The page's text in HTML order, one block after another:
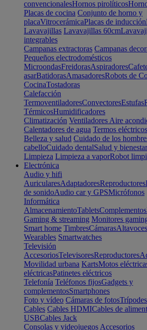
convencionalesHornos pirolíticos
Placas de cocina Conjunto de horno y
placaVitrocerámicaPlacas de inducción
Lavavajillas Lavavajillas 60cm
integrables
Campanas extractoras Campanas
Pequeños electrodomésticos
MicroondasFreidorasAspiradores
asarBatidorasAmasadoresRobots de
CocinaTostadoras
Calefacción
TermoventiladoresConvectoresEstufas
TérmicosHumidificadores
Climatización Ventiladores Aire
Calentadores de agua Termos eléctricos
Belleza y salud Cuidado de los
cabelloCuidado dentalSalud y bienestar
Limpieza Limpieza a vaporRobot
Electrónica
Audio y hifi
AuricularesAdaptadoresReproductores
de sonidoAudio car y GPSMicrófonos
Informática
AlmacenamientoTabletsComplementos
Gaming & streaming Monitores
Smart home TimbresCámarasAltavoces
Wearables Smartwatches
Televisión
AccesoriosTelevisoresReproductores
Movilidad urbana KartsMotos
eléctricasPatinetes eléctricos
Telefonía Teléfonos fijosGadgets y
complementosSmartphones
Foto y vídeo Cámaras de fotosTrípodes
Cables Cables HDMICables de
USBCables Jack
Consolas y videojuegos Accesorios